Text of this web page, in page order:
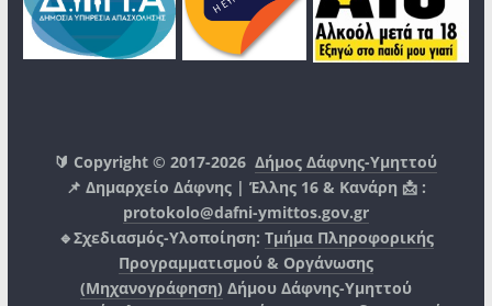
🔰 Copyright © 2017-2026Δήμος Δάφνης-Υμηττού
📌 Δημαρχείο Δάφνης | Έλλης 16 & Κανάρη 📩 :
protokolo@dafni-ymittos.gov.gr
🔹Σχεδιασμός-Υλοποίηση: Τμήμα Πληροφορικής
Προγραμματισμού & Οργάνωσης
(Μηχανογράφηση) Δήμου Δάφνης-Υμηττού